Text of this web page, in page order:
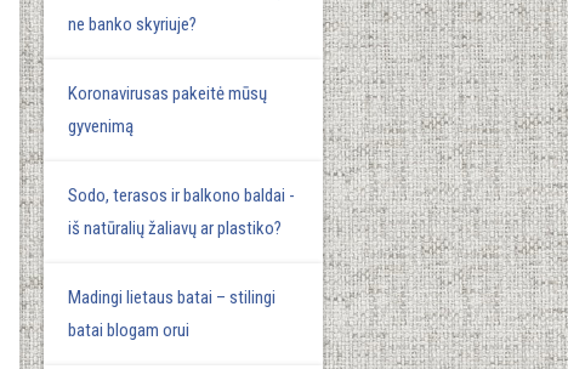
ne banko skyriuje?
Koronavirusas pakeitė mūsų
gyvenimą
Sodo, terasos ir balkono baldai -
iš natūralių žaliavų ar plastiko?
Madingi lietaus batai – stilingi
batai blogam orui